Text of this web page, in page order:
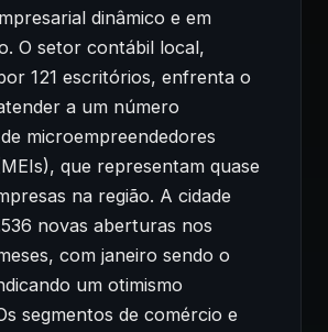
dinâmico e em
O setor contábil local,
121 escritórios, enfrenta o
a um número
microempreendedores
que representam quase
na região. A cidade
novas aberturas nos
com janeiro sendo o
um otimismo
segmentos de comércio e